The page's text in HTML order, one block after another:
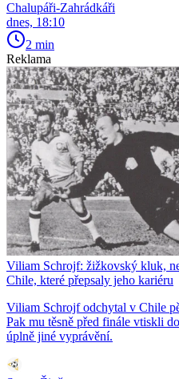
Chalupáři-Zahrádkáři
dnes, 18:10
2 min
Reklama
Viliam Schrojf: žižkovský kluk,
Chile, které přepsaly jeho kariéru
Viliam Schrojf odchytal v Chile
Pak mu těsně před finále vtiskli
úplně jiné vyprávění.